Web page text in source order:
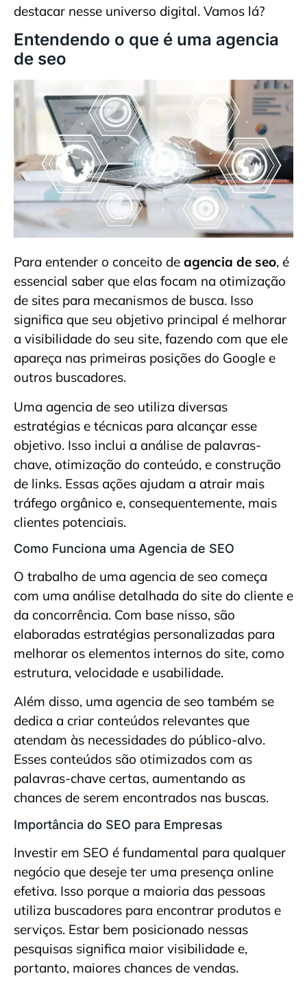
destacar nesse universo digital. Vamos lá?
Entendendo o que é uma agencia
de seo
Para entender o conceito de agencia de seo, é
essencial saber que elas focam na otimização
de sites para mecanismos de busca. Isso
significa que seu objetivo principal é melhorar
a visibilidade do seu site, fazendo com que ele
apareça nas primeiras posições do Google e
outros buscadores.
Uma agencia de seo utiliza diversas
estratégias e técnicas para alcançar esse
objetivo. Isso inclui a análise de palavras-
chave, otimização do conteúdo, e construção
de links. Essas ações ajudam a atrair mais
tráfego orgânico e, consequentemente, mais
clientes potenciais.
Como Funciona uma Agencia de SEO
O trabalho de uma agencia de seo começa
com uma análise detalhada do site do cliente e
da concorrência. Com base nisso, são
elaboradas estratégias personalizadas para
melhorar os elementos internos do site, como
estrutura, velocidade e usabilidade.
Além disso, uma agencia de seo também se
dedica a criar conteúdos relevantes que
atendam às necessidades do público-alvo.
Esses conteúdos são otimizados com as
palavras-chave certas, aumentando as
chances de serem encontrados nas buscas.
Importância do SEO para Empresas
Investir em SEO é fundamental para qualquer
negócio que deseje ter uma presença online
efetiva. Isso porque a maioria das pessoas
utiliza buscadores para encontrar produtos e
serviços. Estar bem posicionado nessas
pesquisas significa maior visibilidade e,
portanto, maiores chances de vendas.